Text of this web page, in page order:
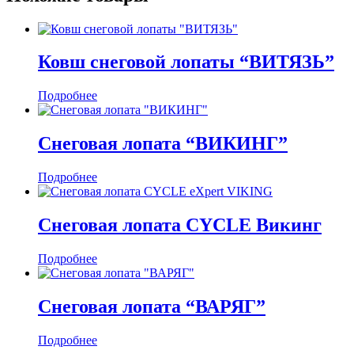
Ковш снеговой лопаты “ВИТЯЗЬ”
Подробнее
Снеговая лопата “ВИКИНГ”
Подробнее
Снеговая лопата CYCLE Викинг
Подробнее
Снеговая лопата “ВАРЯГ”
Подробнее